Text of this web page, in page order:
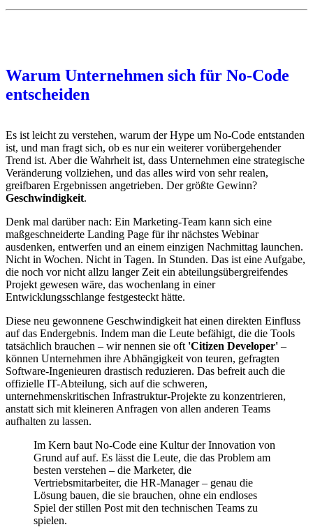
Warum Unternehmen sich für No-Code
entscheiden
Es ist leicht zu verstehen, warum der Hype um No-Code entstanden
ist, und man fragt sich, ob es nur ein weiterer vorübergehender
Trend ist. Aber die Wahrheit ist, dass Unternehmen eine strategische
Veränderung vollziehen, und das alles wird von sehr realen,
greifbaren Ergebnissen angetrieben. Der größte Gewinn?
Geschwindigkeit.
Denk mal darüber nach: Ein Marketing-Team kann sich eine
maßgeschneiderte Landing Page für ihr nächstes Webinar
ausdenken, entwerfen und an einem einzigen Nachmittag launchen.
Nicht in Wochen. Nicht in Tagen. In Stunden. Das ist eine Aufgabe,
die noch vor nicht allzu langer Zeit ein abteilungsübergreifendes
Projekt gewesen wäre, das wochenlang in einer
Entwicklungsschlange festgesteckt hätte.
Diese neu gewonnene Geschwindigkeit hat einen direkten Einfluss
auf das Endergebnis. Indem man die Leute befähigt, die die Tools
tatsächlich brauchen – wir nennen sie oft 'Citizen Developer' –
können Unternehmen ihre Abhängigkeit von teuren, gefragten
Software-Ingenieuren drastisch reduzieren. Das befreit auch die
offizielle IT-Abteilung, sich auf die schweren,
unternehmenskritischen Infrastruktur-Projekte zu konzentrieren,
anstatt sich mit kleineren Anfragen von allen anderen Teams
aufhalten zu lassen.
Im Kern baut No-Code eine Kultur der Innovation von
Grund auf auf. Es lässt die Leute, die das Problem am
besten verstehen – die Marketer, die
Vertriebsmitarbeiter, die HR-Manager – genau die
Lösung bauen, die sie brauchen, ohne ein endloses
Spiel der stillen Post mit den technischen Teams zu
spielen.